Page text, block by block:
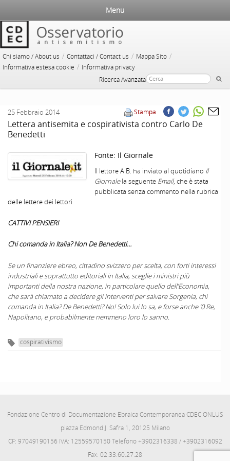
Chi siamo / About us / Contattaci / Contact us / Mappa Sito /
Informativa estesa cookie / Informativa privacy
Ricerca Avanzata
Menu
Stampa
25 Febbraio 2014
Lettera antisemita e cospirativista contro Carlo De
Benedetti
Fonte: Il Giornale
Il lettore A.B. ha inviato al quotidiano Il
Giornalela seguente Email, che è stata
pubblicata senza commento nella rubrica
delle lettere dei lettori
CATTIVI PENSIERI
Chi comanda in Italia? Non De Benedetti…
Se un finanziere ebreo, cittadino svizzero per scelta, con forti interessi
industriali e soprattutto editoriali in Italia, sceglie i ministri più
importanti della nostra nazione, in particolare quello dell’Economia,
che sarà chiamato a decidere gli interventi per salvare Sorgenia, chi
comanda in Italia? De Benedetti? No! Solo lui lo sa, e forse anche ‘0 Re,
Napolitano, e probabilmente nemmeno loro lo sanno.
cospirativismo
Fondazione Centro di Documentazione Ebraica Contemporanea CDEC ONLUS
piazza Edmond J. Safra 1, 20125 Milano
CF: 97049190156 IVA: 12559570150 Telefono +3902316338 / +3902316092
Fax: 02.33.60.27.28